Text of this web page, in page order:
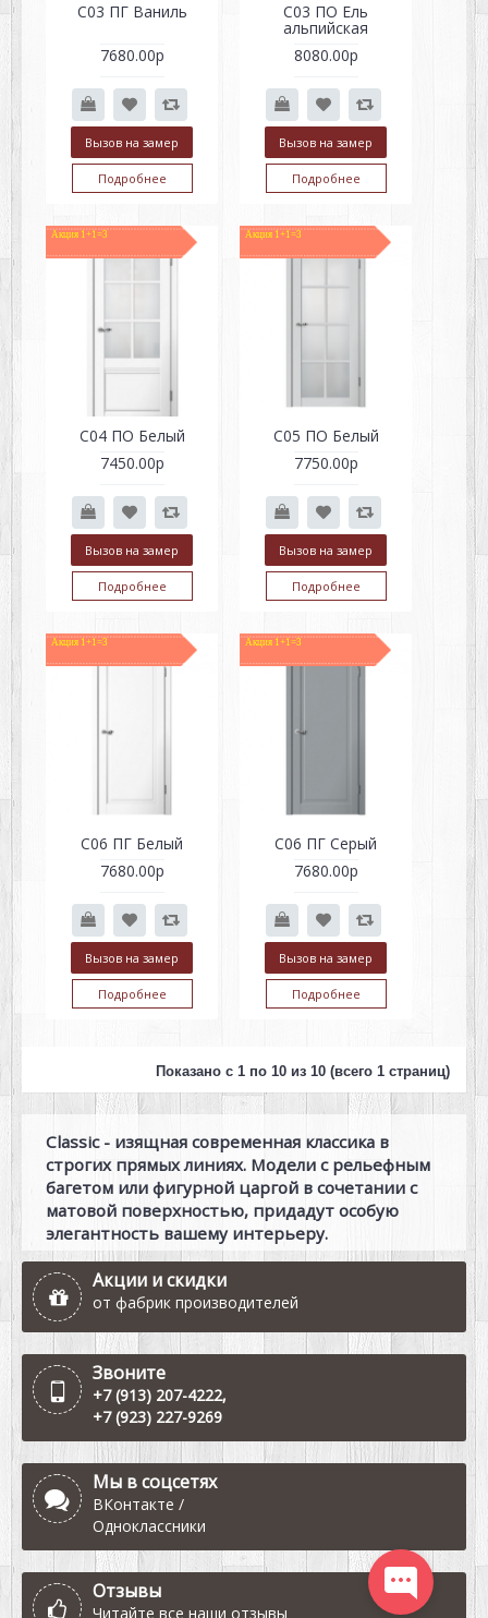
С03 ПГ Ваниль
7680.00р
Вызов на замер
Подробнее
С03 ПО Ель
альпийская
8080.00р
Вызов на замер
Подробнее
Акция 1+1=3
С04 ПО Белый
7450.00р
Вызов на замер
Подробнее
Акция 1+1=3
С05 ПО Белый
7750.00р
Вызов на замер
Подробнее
Акция 1+1=3
С06 ПГ Белый
7680.00р
Вызов на замер
Подробнее
Акция 1+1=3
С06 ПГ Серый
7680.00р
Вызов на замер
Подробнее
Показано с 1 по 10 из 10 (всего 1 страниц)
Classic - изящная современная классика в
строгих прямых линиях. Модели с рельефным
багетом или фигурной царгой в сочетании с
матовой поверхностью, придадут особую
элегантность вашему интерьеру.
Акции и скидки
от фабрик производителей
Звоните
+7 (913) 207-4222,
+7 (923) 227-9269
Мы в соцсетях
ВКонтакте /
Одноклассники
Отзывы
Читайте все наши отзывы